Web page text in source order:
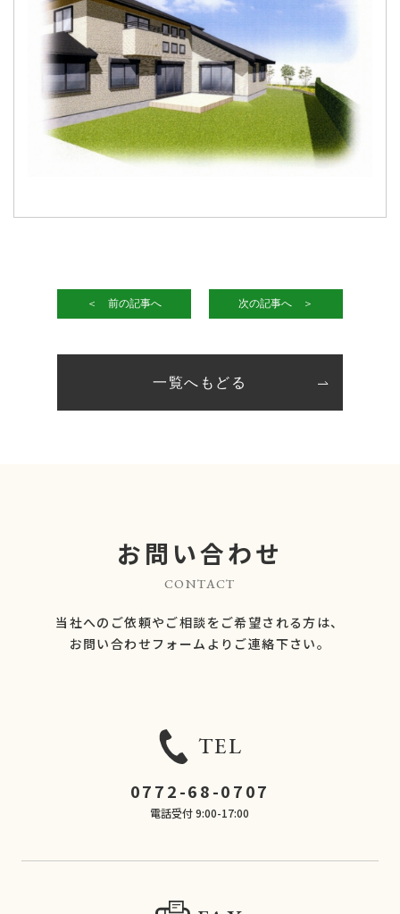
＜ 前の記事へ 次の記事へ ＞
一覧へもどる
お問い合わせ
CONTACT
当社へのご依頼やご相談をご希望される方は、
​​​​​​​お問い合わせフォームよりご連絡下さい。
TEL
0772-68-0707
電話受付 9:00-17:00